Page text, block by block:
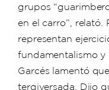
grupos
en el carro”, relató.
representan
fundamentalismo y
Garcés lamentó
tergiversada. Dijo